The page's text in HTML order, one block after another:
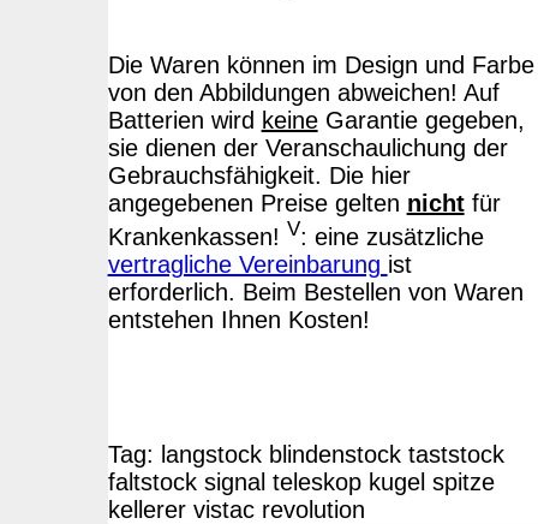
Die Waren können im Design und Farbe
von den Abbildungen abweichen! Auf
Batterien wird keineGarantie gegeben,
sie dienen der Veranschaulichung der
Gebrauchsfähigkeit. Die hier
angegebenen Preise gelten nichtfür
Krankenkassen! V: eine zusätzliche
vertragliche Vereinbarung ist
erforderlich. Beim Bestellen von Waren
entstehen Ihnen Kosten!
Tag: langstockblindenstocktaststock
faltstocksignalteleskopkugelspitze
kellerervistacrevolution